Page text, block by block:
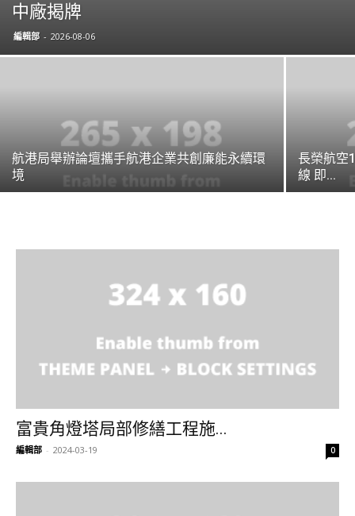
中廠揭牌
編輯部 - 2026-08-06
航港局舉辦論壇攜手航港企業共創廉能永續環
境
長榮航空
線 即...
富貴角燈塔局部修繕工程施...
編輯部 - 2024-03-19 0